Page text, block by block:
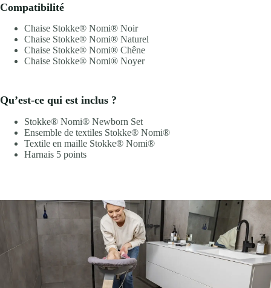
Compatibilité
Chaise Stokke® Nomi® Noir
Chaise Stokke® Nomi® Naturel
Chaise Stokke® Nomi® Chêne
Chaise Stokke® Nomi® Noyer
Qu’est-ce qui est inclus ?
Stokke® Nomi® Newborn Set
Ensemble de textiles Stokke® Nomi®
Textile en maille Stokke® Nomi®
Harnais 5 points